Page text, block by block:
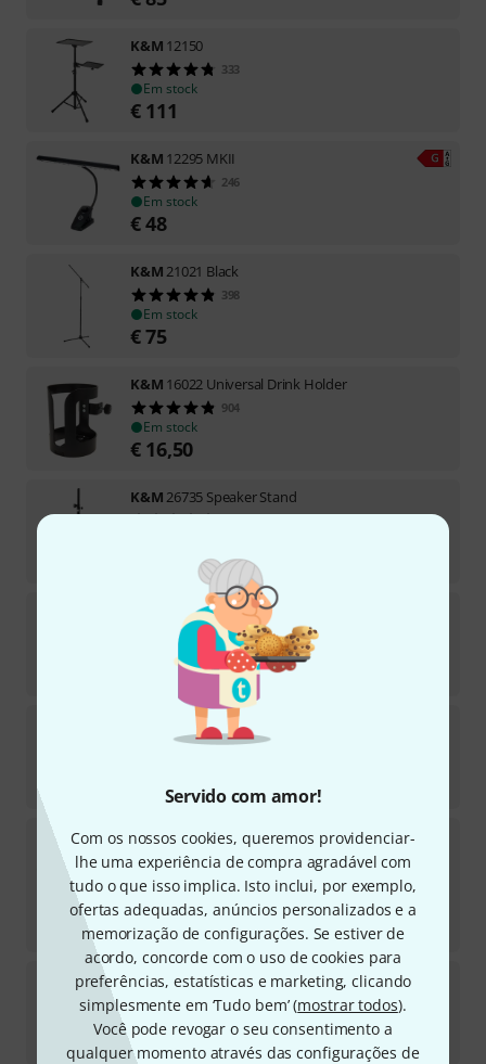
Servido com amor!
Com os nossos cookies, queremos providenciar-
lhe uma experiência de compra agradável com
tudo o que isso implica. Isto inclui, por exemplo,
ofertas adequadas, anúncios personalizados e a
memorização de configurações. Se estiver de
acordo, concorde com o uso de cookies para
preferências, estatísticas e marketing, clicando
simplesmente em ‘Tudo bem’ (mostrar todos).
Você pode revogar o seu consentimento a
qualquer momento através das configurações de
K&M 12150
333
Em stock
€ 111
K&M 12295 MKII
246
Em stock
€48
K&M 21021 Black
398
Em stock
€75
K&M 16022 Universal Drink Holder
904
Em stock
€ 16,50
K&M 26735 Speaker Stand
150
Fix´n Clip
79
3,19
1246
3,19
K&M11450 Carrying Bag
156
Em stock
€35
30 dias de melhor preço:€ 37
-5%
K&M 17580 Heli 2 Cork Acoustic
168
Em stock
€ 19,90